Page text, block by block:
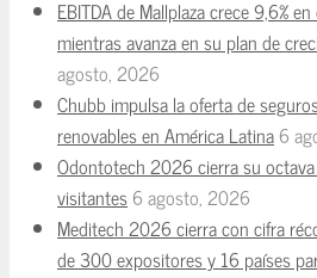
EBITDA de Mallplaza crece 9,6%
mientras avanza en su plan de
agosto, 2026
Chubb impulsa la oferta de
renovables en América Latina6
Odontotech 2026 cierra su
visitantes6 agosto, 2026
Meditech 2026 cierra con cifra
de 300 expositores y 16 países